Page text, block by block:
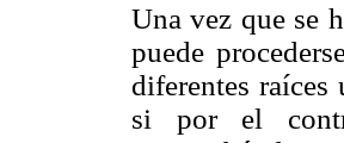
Una vez que se
puede
diferentes
si por el